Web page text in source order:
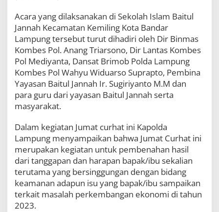
t
M
e
l
a
l
u
i
J
u
C
u
h
a
t
Acara yang dilaksanakan di Sekolah Islam Baitul
Jannah Kecamatan Kemiling Kota Bandar
Lampung tersebut turut dihadiri oleh Dir Binmas
Kombes Pol. Anang Triarsono, Dir Lantas Kombes
Pol Mediyanta, Dansat Brimob Polda Lampung
Kombes Pol Wahyu Widuarso Suprapto, Pembina
Yayasan Baitul Jannah Ir. Sugiriyanto M.M dan
para guru dari yayasan Baitul Jannah serta
masyarakat.
Dalam kegiatan Jumat curhat ini Kapolda
Lampung menyampaikan bahwa Jumat Curhat ini
merupakan kegiatan untuk pembenahan hasil
dari tanggapan dan harapan bapak/ibu sekalian
terutama yang bersinggungan dengan bidang
keamanan adapun isu yang bapak/ibu sampaikan
terkait masalah perkembangan ekonomi di tahun
2023.